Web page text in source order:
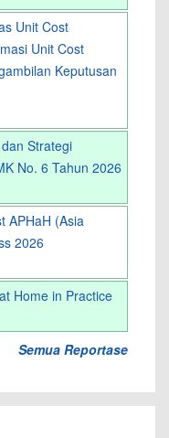
Unit Cost
Unit Cost
Keputusan
Strategi
No. 6 Tahun 2026
APHaH (Asia
2026
Home in Practice
Semua Reportase